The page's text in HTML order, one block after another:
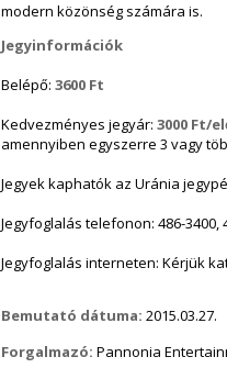
modern közönség számára is.
Jegyinformációk
Belépő: 3600 Ft
Kedvezményes jegyár: 3000 Ft/
amennyiben egyszerre 3 vagy
Jegyek kaphatók az Uránia
Jegyfoglalás telefonon: 486-3400,
Jegyfoglalás interneten: Kérjük
Bemutató dátuma: 2015.03.27.
Forgalmazó: Pannonia